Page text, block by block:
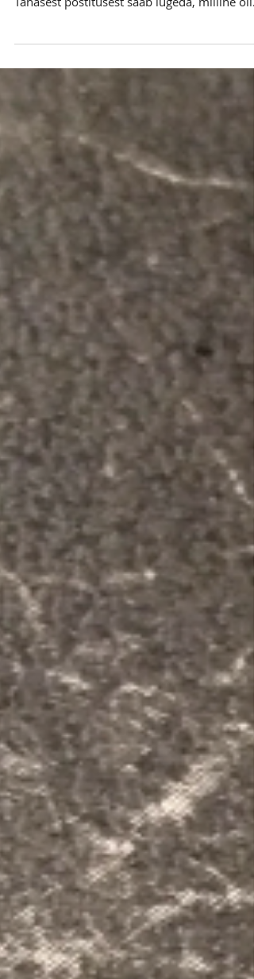
Pisike hoiukass (Oskar)
Eile hommikupoolikul anti meile hoiule
kassipoeg, kes otsib omale päriskodu.
Tänasest postitusest saab lugeda, milline oli
tema esime